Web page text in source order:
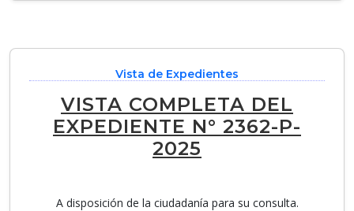
Vista de Expedientes
VISTA COMPLETA DEL
EXPEDIENTE N° 2362-P-
2025
A disposición de la ciudadanía para su consulta.